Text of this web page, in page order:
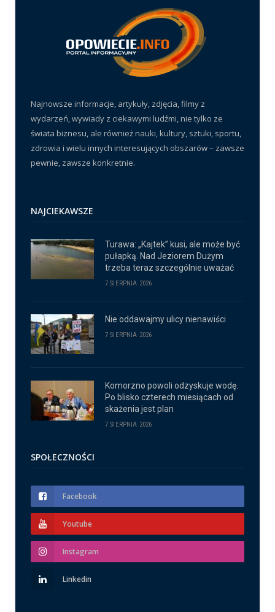
Najnowsze informacje, artykuły, zdjęcia, filmy z
wydarzeń, wywiady z ciekawymi ludźmi, nie tylko ze
świata biznesu, ale również nauki, kultury, sztuki, sportu,
zdrowia i wielu innych interesujących obszarów – zawsze
pewnie, zawsze konkretnie.
NAJCIEKAWSZE
Turawa: „Kajtek” kusi, ale może być
pułapką. Nad Jeziorem Dużym
trzeba teraz szczególnie uważać
7 SIERPNIA 2026
Nie oddawajmy ulicy nienawiści
7 SIERPNIA 2026
Komorzno powoli odzyskuje wodę.
Po blisko czterech miesiącach od
skażenia jest plan
7 SIERPNIA 2026
SPOŁECZNOŚCI
Facebook
Youtube
Instagram
Linkedin